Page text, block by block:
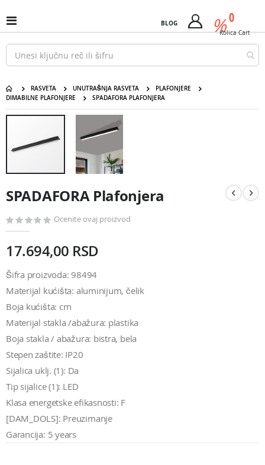
na
sadržaj
Uključi
/
isključi
Nav
BLOG %
Cart 0
Kolica Cart
RASVETA UNUTRAŠNJA RASVETA
PLAFONJERE
DIMABILNE PLAFONJERE
SPADAFORA PLAFONJERA
slika
SPADAFORA Plafonjera
početak
galerije
SPADAFORA Plafonjera
Ocenite ovaj proizvod
17.694,00 RSD
Šifra proizvoda: 98494
Materijal kućišta: aluminijum, čelik
Boja kućišta: crn
Materijal stakla /abažura: plastika
Boja stakla / abažura: bistra, bela
Stepen zaštite: IP20
Sijalica uklj. (1): Da
Tip sijalice (1): LED
Klasa energetske efikasnosti: F
[DAM_DOLS]: Preuzimanje
Garancija: 5 years